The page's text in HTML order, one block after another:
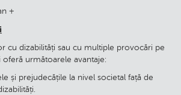
+
cu dizabilități sau cu multiple provocări pe
următoarele avantaje:
și prejudecățile la nivel societal față de